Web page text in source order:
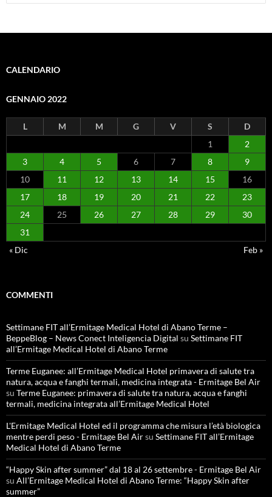
per:
CALENDARIO
GENNAIO 2022
L M M G V S
D
1
2
3
4 5 6 7 8
9
10
11 12 13 14 15
16
17
18 19 20 21 22
23
24
25 26 27 28 29
30
31
« Dic
Feb »
COMMENTI
Settimane FIT all’Ermitage Medical Hotel di Abano Terme –
BeppeBlog – News Conect Inteligencia Digital su Settimane FIT
all’Ermitage Medical Hotel di Abano Terme
Terme Euganee: all’Ermitage Medical Hotel primavera di salute tra
natura, acqua e fanghi termali, medicina integrata - Ermitage Bel Air
su Terme Euganee: primavera di salute tra natura, acqua e fanghi
termali, medicina integrata all’Ermitage Medical Hotel
L'Ermitage Medical Hotel ed il programma che misura l’età biologica
mentre perdi peso - Ermitage Bel Airsu Settimane FIT all’Ermitage
Medical Hotel di Abano Terme
“Happy Skin after summer” dal 18 al 26 settembre - Ermitage Bel Air
su All’Ermitage Medical Hotel di Abano Terme: “Happy Skin after
summer”